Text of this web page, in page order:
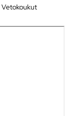
Vetokoukut